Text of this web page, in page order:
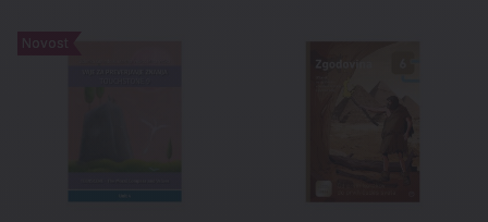
Novost
Novost